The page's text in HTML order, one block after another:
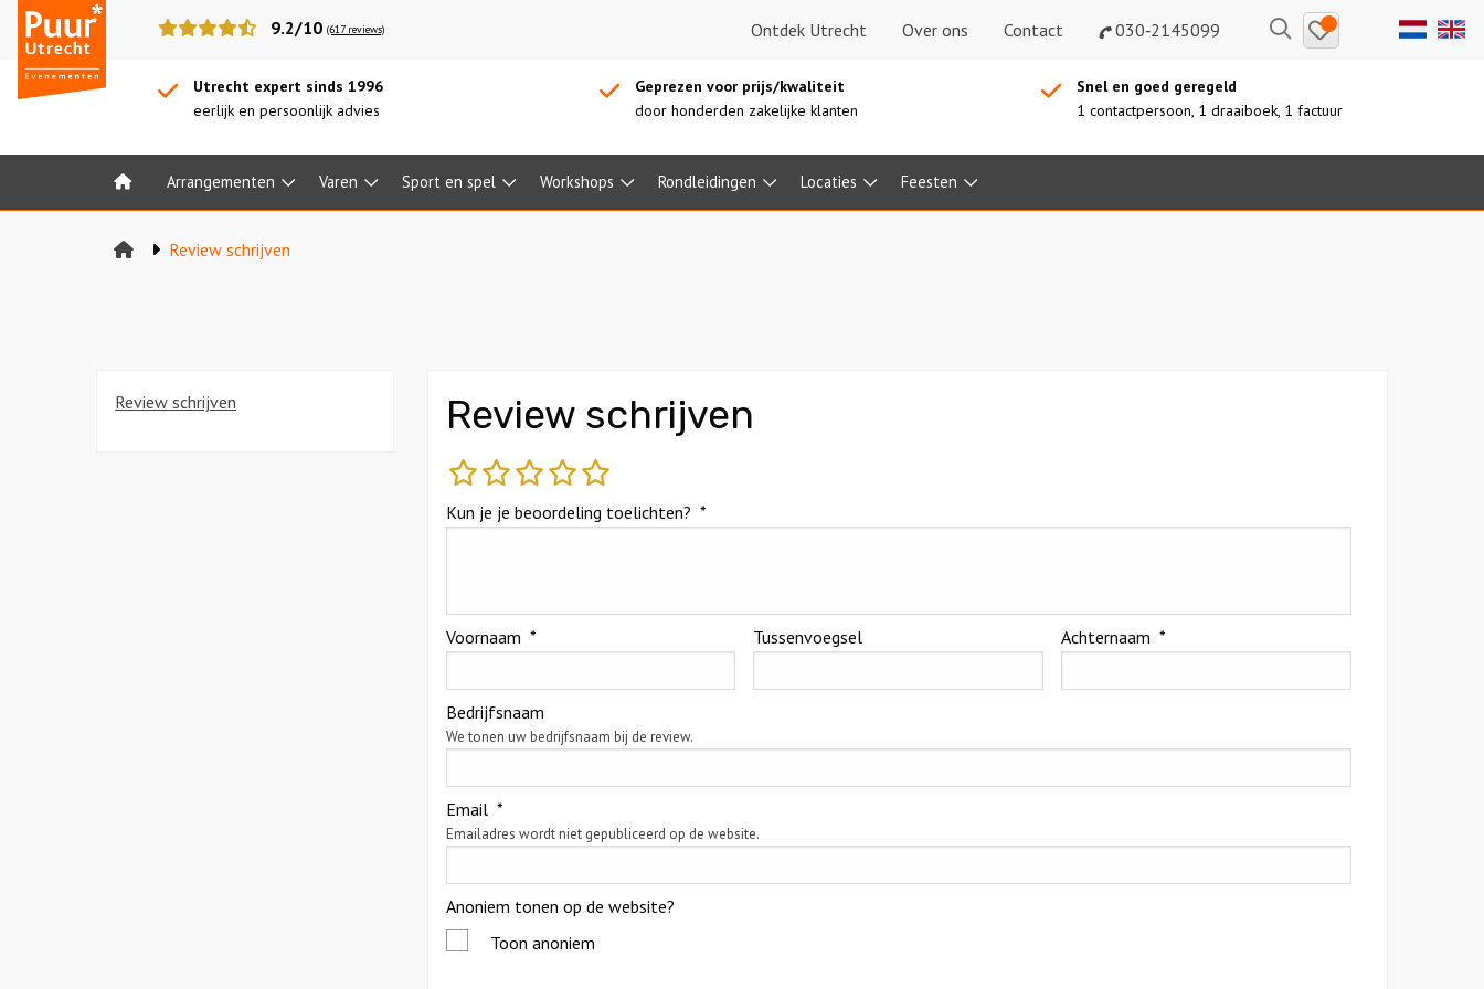
Puur*
Utrecht
bedrijfsuitjes
9.2/10 (617 reviews) Ontdek Utrecht Over ons Contact 030‑2145099 ZoekenBewaarde
uitjes
Utrecht expert sinds 1996
eerlijk en persoonlijk advies
Geprezen voor prijs/kwaliteit
door honderden zakelijke klanten
Snel en goed geregeld
1 contactpersoon, 1 draaiboek, 1 factuur
Home Arrangementen Varen Sport en spel Workshops Rondleidingen Locaties Feesten
Review schrijven
Review schrijven Review schrijven
slechtmatiggemiddeld
goed
Kun je je beoordeling toelichten? *
Voornaam * Tussenvoegsel Achternaam *
Bedrijfsnaam
We tonen uw bedrijfsnaam bij de review.
Email *
Emailadres wordt niet gepubliceerd op de website.
Anoniem tonen op de website?
Toon anoniem